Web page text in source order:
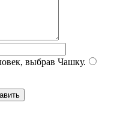
выбрав Чашку.